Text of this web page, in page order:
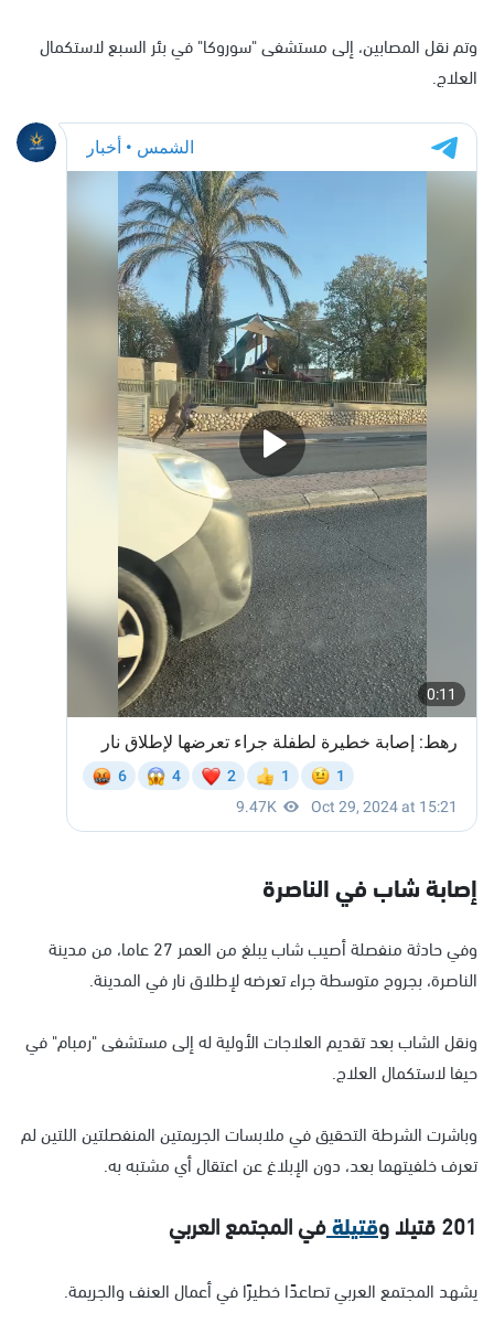
وتم نقل المصابين، إلى مستشفى "سوروكا" في بئر السبع لاستكمال
العلاج.
إصابة شاب في الناصرة
وفي حادثة منفصلة أصيب شاب يبلغ من العمر 27 عاما، من مدينة
الناصرة، بجروح متوسطة جراء تعرضه لإطلاق نار في المدينة.
ونقل الشاب بعد تقديم العلاجات الأولية له إلى مستشفى "رمبام" في
حيفا لاستكمال العلاج.
وباشرت الشرطة التحقيق في ملابسات الجريمتين المنفصلتين اللتين لم
تعرف خلفيتهما بعد، دون الإبلاغ عن اعتقال أي مشتبه به.
201 قتيلا و قتيلةفي المجتمع العربي
يشهد المجتمع العربي تصاعدًا خطيرًا في أعمال العنف والجريمة.